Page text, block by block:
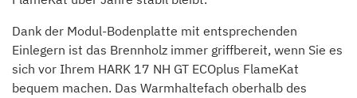
Dank der Modul-Bodenplatte mit entsprechenden
Einlegern ist das Brennholz immer griffbereit, wenn Sie es
sich vor Ihrem HARK 17 NH GT ECOplus FlameKat
bequem machen. Das Warmhaltefach oberhalb des